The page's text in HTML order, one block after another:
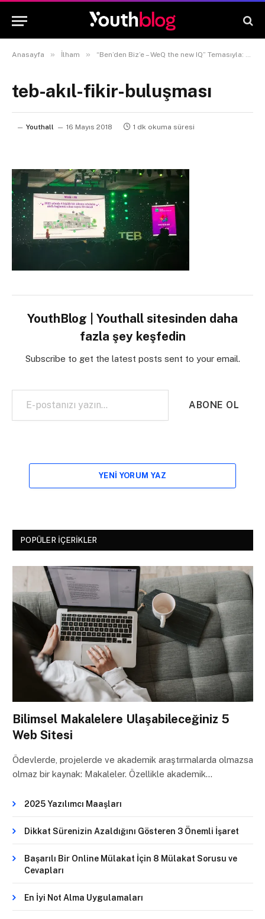
Anasayfa » İlham » “Ben’den Biz’e – WeQ the new IQ” Temasıyla: TEB Akıl Fikir Buluşması
teb-akıl-fikir-buluşması
Youthall 16 Mayıs 2018 1 dk okuma süresi
YouthBlog | Youthall sitesinden daha
fazla şey keşfedin
Subscribe to get the latest posts sent to your email.
E-postanızı yazın…
ABONE OL
YENI YORUM YAZ
POPÜLER İÇERIKLER
Bilimsel Makalelere Ulaşabileceğiniz 5
Web Sitesi
Ödevlerde, projelerde ve akademik araştırmalarda olmazsa
olmaz bir kaynak: Makaleler. Özellikle akademik…
2025 Yazılımcı Maaşları
Dikkat Sürenizin Azaldığını Gösteren 3 Önemli İşaret
Başarılı Bir Online Mülakat İçin 8 Mülakat Sorusu ve
Cevapları
En İyi Not Alma Uygulamaları